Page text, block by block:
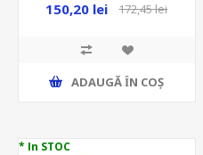
16A, 4.5KA, RCBO, EZ
150,20 lei 172,45 lei
ADAUGĂ ȊN COŞ
* In STOC